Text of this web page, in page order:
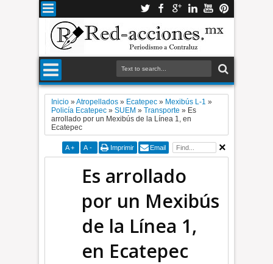
Inicio »Atropellados » Ecatepec » Mexibús L-1 »
Policía Ecatepec »SUEM »Transporte » Es
arrollado por un Mexibús de la Línea 1, en
Ecatepec
A + A - Imprimir Email
Es arrollado
por un Mexibús
de la Línea 1,
en Ecatepec